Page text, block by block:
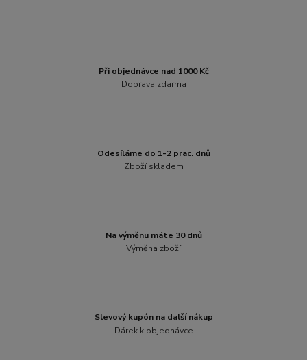
Při objednávce nad 1000 Kč
Doprava zdarma
Odesíláme do 1-2 prac. dnů
Zboží skladem
Na výměnu máte 30 dnů
Výměna zboží
Slevový kupón na další nákup
Dárek k objednávce